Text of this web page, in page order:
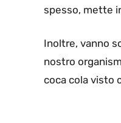
spesso, mette
Inoltre, vanno
nostro
coca cola visto